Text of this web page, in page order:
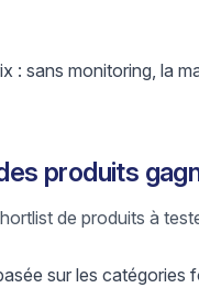
: sans monitoring, la
produits
de produits à
sur les catégories